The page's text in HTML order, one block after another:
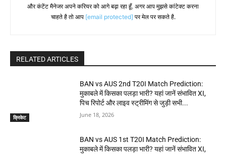
और कंटेंट मैनेजर अपने करियर को आगे बढ़ा रहा हूँ. अगर आप मुझसे कांटेक्ट करना
चाहते है तो आप [email protected] पर मेल पर सकते है.
RELATED ARTICLES
क्रिकेट
BAN vs AUS 2nd T20I Match Prediction:
मुकाबले में किसका पलड़ा भारी? यहां जानें संभावित XI,
पिच रिपोर्ट और लाइव स्ट्रीमिंग से जुड़ी सभी...
June 18, 2026
BAN vs AUS 1st T20I Match Prediction:
मुकाबले में किसका पलड़ा भारी? यहां जानें संभावित XI,